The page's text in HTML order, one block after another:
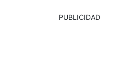
PUBLICIDAD